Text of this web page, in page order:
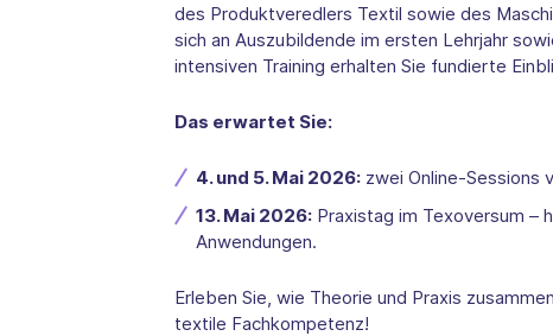
des Produktveredlers Textil sowie des
sich an Auszubildende im ersten Lehrjahr
intensiven Training erhalten Sie fundierte
Das erwartet Sie:
4. und 5. Mai 2026: zwei Online-Sessions
13. Mai 2026: Praxistag im Texoversum –
Anwendungen.
Erleben Sie, wie Theorie und Praxis
textile Fachkompetenz!